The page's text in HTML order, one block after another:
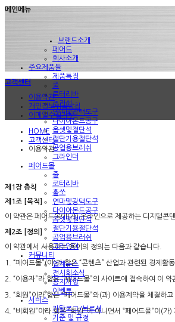
메인메뉴
브랜드소개
페어드
회사소개
주요제품들
제품특징
줄
로터리바
추지석
연마및광택도구
다이아몬드공구
옵셋및절단석
절단기용절단석
공업용브러쉬
그라인더
페어드몰
줄
로터리바
홀쏘
연마및광택도구
다이아몬드공구
옵셋및절단석
절단기용절단석
공업용브러쉬
그라인더
커뮤니티
업계뉴스
전시회소식
공지사항
이벤트
서비스
카탈로그/브로셔
기준 및 규정
고객센터
이용약관
개인정보취급방침
이메일수집거부
HOME
고객센터
이용약관
제1장 총칙
제1조 [목적]
이 약관은 페어드몰이(가) 온라인으로 제공하는 디지털콘
제2조 [정의]
이 약관에서 사용하는 용어의 정의는 다음과 같습니다.
1. “페어드몰”(이)라 함은 “콘텐츠” 산업과 관련된 경제활
2. “이용자”라 함은 “페어드몰”의 사이트에 접속하여 이
3. “회원”이라 함은 “페어드몰”와(과) 이용계약을 체결하
4. “비회원”이라 함은 “회원”이 아니면서 “페어드몰”이(가